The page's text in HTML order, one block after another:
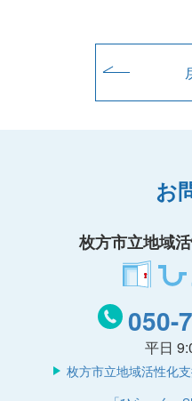
お
枚方市立地域
050-
平日
枚方市立地域活性化